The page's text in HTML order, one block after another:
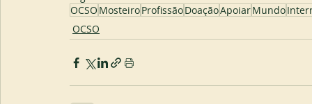
OCSO MosteiroProfissãoDoaçãoApoiarMundo
OCSO